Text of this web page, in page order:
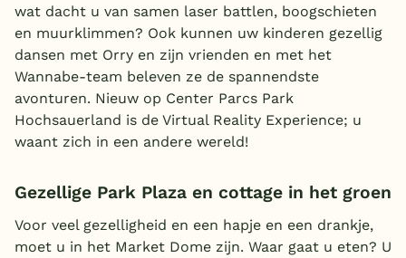
wat dacht u van samen laser battlen, boogschieten
en muurklimmen? Ook kunnen uw kinderen gezellig
dansen met Orry en zijn vrienden en met het
Wannabe-team beleven ze de spannendste
avonturen. Nieuw op Center Parcs Park
Hochsauerland is de Virtual Reality Experience; u
waant zich in een andere wereld!
Gezellige Park Plaza en cottage in het groen
Voor veel gezelligheid en een hapje en een drankje,
moet u in het Market Dome zijn. Waar gaat u eten? U